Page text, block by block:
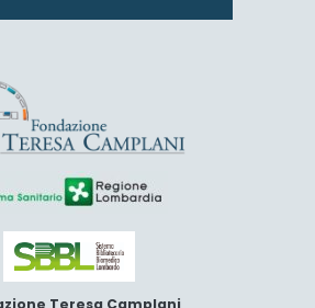
Teresa Camplani